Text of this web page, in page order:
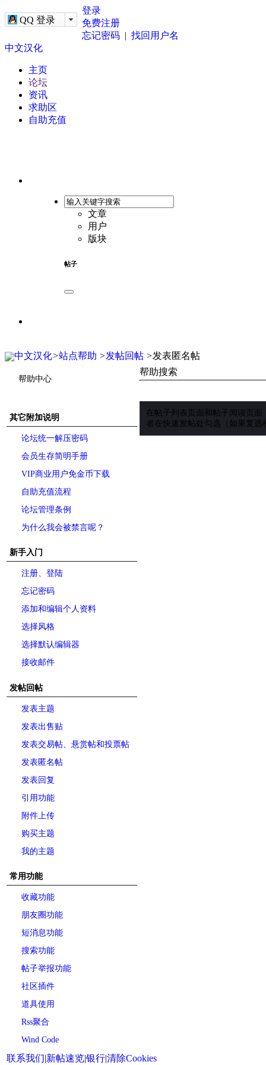
QQ 登录
登录
免费注册
忘记密码 | 找回用户名
中文汉化
主页
论坛
资讯
求助区
自助充值
文章
用户
版块
帖子
中文汉化>站点帮助 >发帖回帖 >发表匿名帖
帮助中心
帮助搜索
其它附加说明
论坛统一解压密码
会员生存简明手册
VIP商业用户免金币下载
自助充值流程
论坛管理条例
为什么我会被禁言呢？
新手入门
注册、登陆
忘记密码
添加和编辑个人资料
选择风格
选择默认编辑器
接收邮件
发帖回帖
发表主题
发表出售贴
发表交易帖、悬赏帖和投票帖
发表匿名帖
发表回复
引用功能
附件上传
购买主题
我的主题
常用功能
收藏功能
朋友圈功能
短消息功能
搜索功能
帖子举报功能
社区插件
道具使用
Rss聚合
Wind Code
在帖子列表页面和帖子阅读页
者在快速发帖处勾选（如果复
联系我们|新帖速览|银行|清除Cookies